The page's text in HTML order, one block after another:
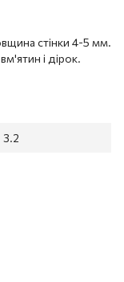
стінки 4-5 мм.
і дірок.
3.2